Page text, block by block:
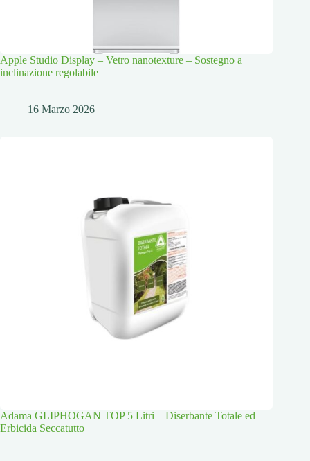
Apple Studio Display – Vetro nanotexture – Sostegno a
inclinazione regolabile
16 Marzo 2026
Adama GLIPHOGAN TOP 5 Litri – Diserbante Totale ed
Erbicida Seccatutto